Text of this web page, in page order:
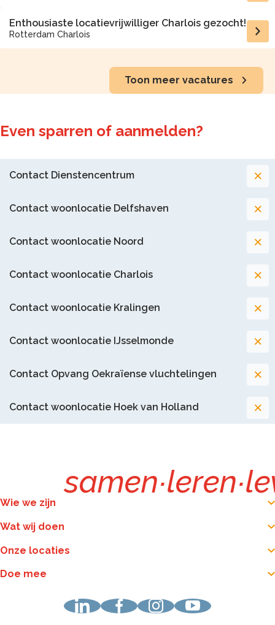
Enthousiaste locatievrijwilliger Charlois gezocht!
Rotterdam Charlois
Toon meer vacatures
Even sparren of aanmelden?
Contact Dienstencentrum
Contact woonlocatie Delfshaven
Contact woonlocatie Noord
Contact woonlocatie Charlois
Contact woonlocatie Kralingen
Contact woonlocatie IJsselmonde
Contact Opvang Oekraïense vluchtelingen
Contact woonlocatie Hoek van Holland
samen∙leren∙
Wie we zijn
Wat wij doen
Onze locaties
Doe mee